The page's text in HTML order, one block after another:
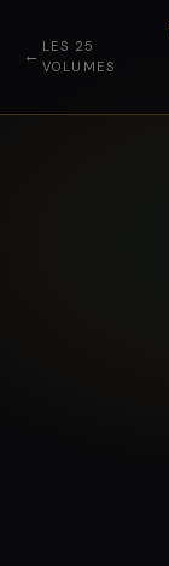
← LES 25
VOLUMES